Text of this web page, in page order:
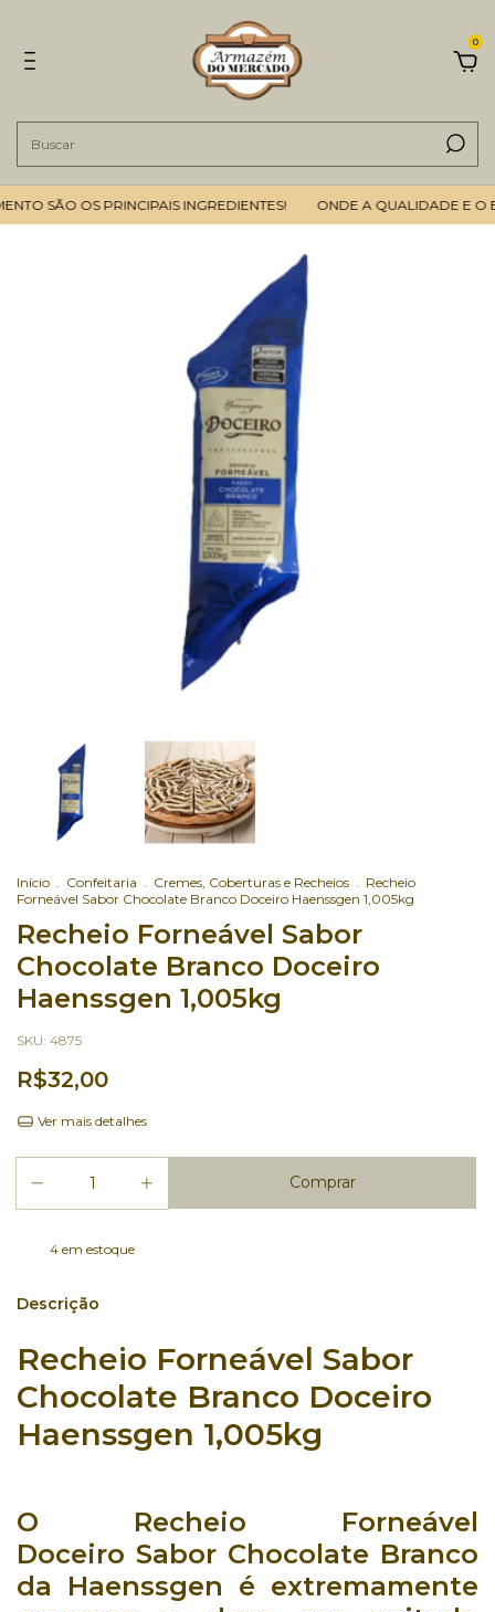
0
SÃO OS PRINCIPAIS INGREDIENTES! ONDE A QUALIDADE E O
Início . Confeitaria . Cremes, Coberturas e Recheios . Recheio
Forneável Sabor Chocolate Branco Doceiro Haenssgen 1,005kg
Recheio Forneável Sabor
Chocolate Branco Doceiro
Haenssgen 1,005kg
SKU: 4875
R$32,00
Ver mais detalhes
4 em estoque
Descrição
Recheio Forneável Sabor
Chocolate Branco Doceiro
Haenssgen 1,005kg
O Recheio Forneável
Doceiro Sabor Chocolate Branco
da Haenssgen é extremamente